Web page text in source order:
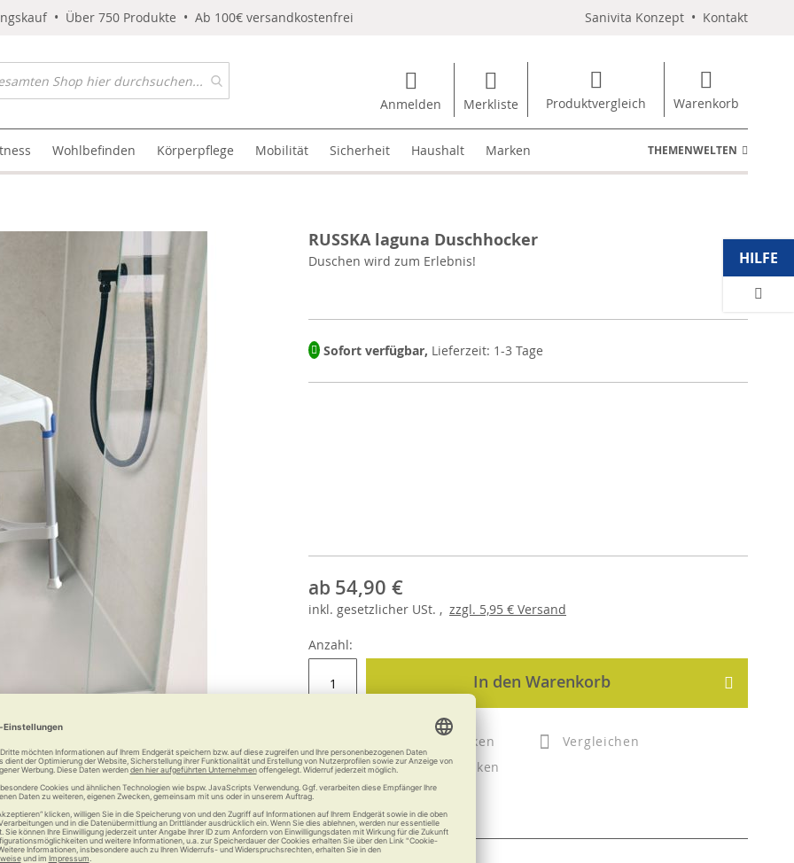
• Über 750 Produkte • Ab 100€ versandkostenfrei Sanivita Konzept • Kontakt
Anmelden Merkliste Produktvergleich Warenkorb
Wohlbefinden Körperpflege Mobilität Sicherheit Haushalt Marken THEMENWELTEN
RUSSKA laguna Duschhocker
Duschen wird zum Erlebnis!
Sofort verfügbar, Lieferzeit: 1-3 Tage
ab 54,90 €
inkl. gesetzlicher USt. , zzgl. 5,95 € Versand
Anzahl:
In den Warenkorb
Merken
Vergleichen
Drucken
Weitere Informationen
HILFE